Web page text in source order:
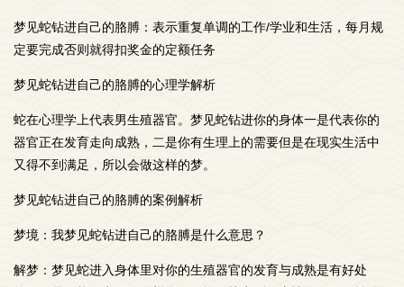
梦见蛇钻进自己的胳膊：表示重复单调的工作/学业和生活，每月规
定要完成否则就得扣奖金的定额任务
梦见蛇钻进自己的胳膊的心理学解析
蛇在心理学上代表男生殖器官。梦见蛇钻进你的身体一是代表你的
器官正在发育走向成熟，二是你有生理上的需要但是在现实生活中
又得不到满足，所以会做这样的梦。
梦见蛇钻进自己的胳膊的案例解析
梦境：我梦见蛇钻进自己的胳膊是什么意思？
解梦：梦见蛇进入身体里对你的生殖器官的发育与成熟是有好处